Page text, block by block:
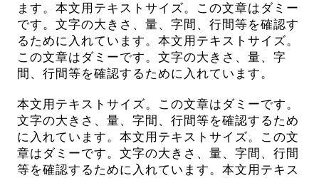
ます。本文用テキストサイズ。この文章はダミー
です。文字の大きさ、量、字間、行間等を確認す
るために入れています。本文用テキストサイズ。
この文章はダミーです。文字の大きさ、量、字
間、行間等を確認するために入れています。
本文用テキストサイズ。この文章はダミーです。
文字の大きさ、量、字間、行間等を確認するため
に入れています。本文用テキストサイズ。この文
章はダミーです。文字の大きさ、量、字間、行間
等を確認するために入れています。本文用テキス